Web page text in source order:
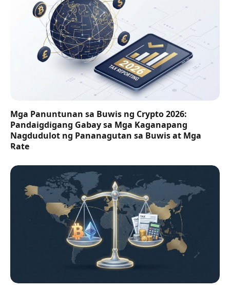
Mga Panuntunan sa Buwis ng Crypto 2026:
Pandaigdigang Gabay sa Mga Kaganapang
Nagdudulot ng Pananagutan sa Buwis at Mga
Rate